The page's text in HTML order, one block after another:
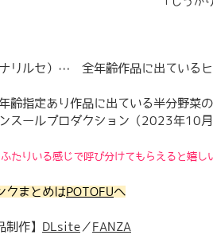
リルセ）… 全年齢作品に出ているヒ
指定あり作品に出ている半分野菜の
スールプロダクション（2023年10月
たりいる感じで呼び分けてもらえると嬉し
クまとめはPOTOFUへ
制作】 DLsite ／ FANZA